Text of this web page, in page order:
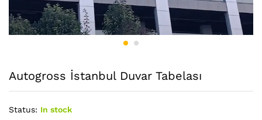
Autogross İstanbul Duvar Tabelası
Status: In stock